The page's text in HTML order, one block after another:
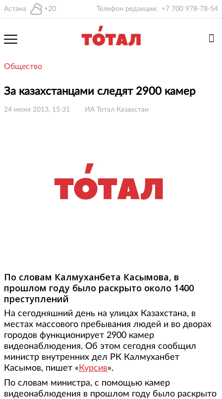
Астана +20 Телефон редакции: +7 700 978-78-54
Общество
За казахстанцами следят 2900 камер
24 июня 2013, 15:31 ИА Тотал Казахстан
По словам Калмуханбета Касымова, в
прошлом году было раскрыто около 1400
преступлений
На сегодняшний день на улицах Казахстана, в
местах массового пребывания людей и во дворах
городов функционирует 2900 камер
видеонаблюдения. Об этом сегодня сообщил
министр внутренних дел РК Калмуханбет
Касымов, пишет « Курсив».
По словам министра, с помощью камер
видеонаблюдения в прошлом году было раскрыто